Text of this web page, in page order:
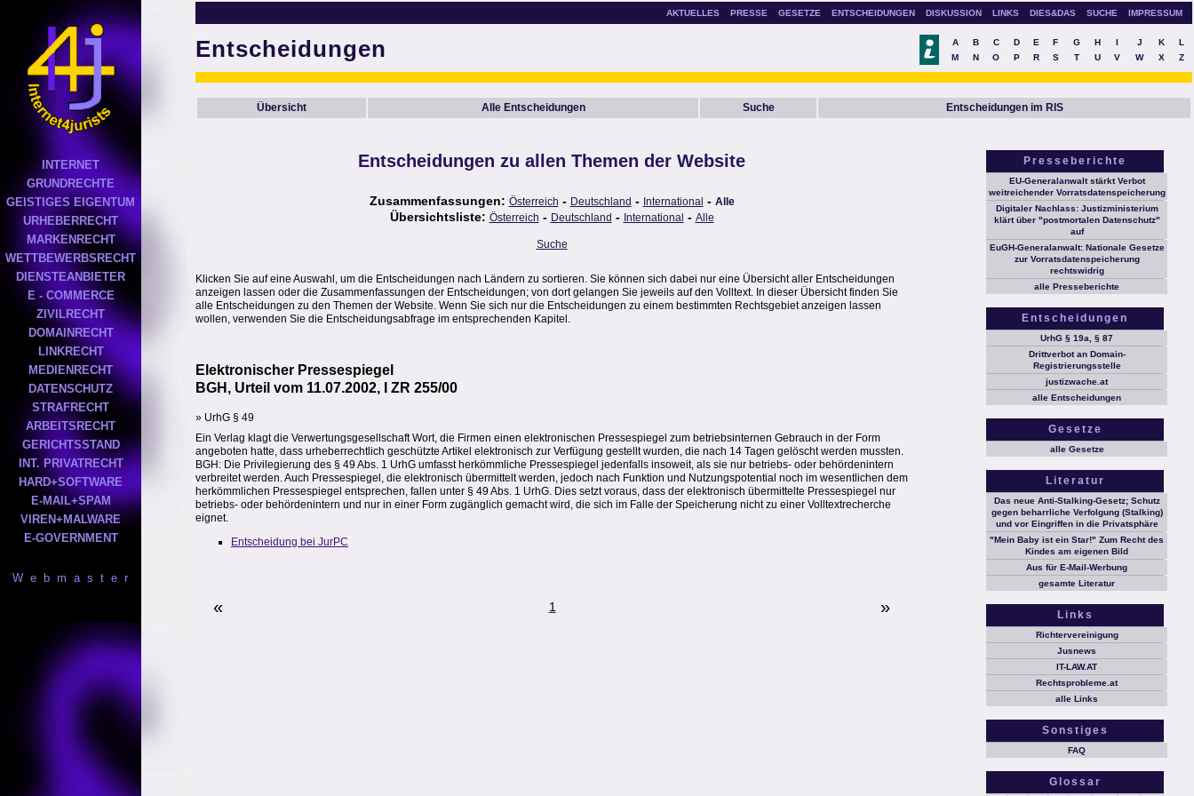
INTERNET
GRUNDRECHTE
GEISTIGES EIGENTUM
URHEBERRECHT
MARKENRECHT
WETTBEWERBSRECHT
DIENSTEANBIETER
E - COMMERCE
ZIVILRECHT
DOMAINRECHT
LINKRECHT
MEDIENRECHT
DATENSCHUTZ
STRAFRECHT
ARBEITSRECHT
GERICHTSSTAND
INT. PRIVATRECHT
HARD+SOFTWARE
E-MAIL+SPAM
VIREN+MALWARE
E-GOVERNMENT
W e b m a s t e r
AKTUELLES PRESSE GESETZE ENTSCHEIDUNGEN DISKUSSION LINKS DIES&DAS SUCHE IMPRESSUM
Entscheidungen A B C D E F G H I J K
L
M
N O P R S T U V W X Z
Übersicht Alle Entscheidungen Suche Entscheidungen im RIS
Entscheidungen zu allen Themen der Website
Zusammenfassungen: Österreich - Deutschland - International - Alle
Übersichtsliste: Österreich - Deutschland - International - Alle
Suche
Klicken Sie auf eine Auswahl, um die Entscheidungen nach Ländern zu sortieren. Sie können sich dabei nur eine Übersicht aller Entscheidungen
anzeigen lassen oder die Zusammenfassungen der Entscheidungen; von dort gelangen Sie jeweils auf den Volltext. In dieser Übersicht finden Sie
alle Entscheidungen zu den Themen der Website. Wenn Sie sich nur die Entscheidungen zu einem bestimmten Rechtsgebiet anzeigen lassen
wollen, verwenden Sie die Entscheidungsabfrage im entsprechenden Kapitel.
Elektronischer Pressespiegel
BGH, Urteil vom 11.07.2002, I ZR 255/00
» UrhG § 49
Ein Verlag klagt die Verwertungsgesellschaft Wort, die Firmen einen elektronischen Pressespiegel zum betriebsinternen Gebrauch in der Form
angeboten hatte, dass urheberrechtlich geschützte Artikel elektronisch zur Verfügung gestellt wurden, die nach 14 Tagen gelöscht werden mussten.
BGH: Die Privilegierung des § 49 Abs. 1 UrhG umfasst herkömmliche Pressespiegel jedenfalls insoweit, als sie nur betriebs- oder behördenintern
verbreitet werden. Auch Pressespiegel, die elektronisch übermittelt werden, jedoch nach Funktion und Nutzungspotential noch im wesentlichen dem
herkömmlichen Pressespiegel entsprechen, fallen unter § 49 Abs. 1 UrhG. Dies setzt voraus, dass der elektronisch übermittelte Pressespiegel nur
betriebs- oder behördenintern und nur in einer Form zugänglich gemacht wird, die sich im Falle der Speicherung nicht zu einer Volltextrecherche
eignet.
Entscheidung bei JurPC
« 1 »
Presseberichte
EU-Generalanwalt stärkt Verbot
weitreichender Vorratsdatenspeicherung
Digitaler Nachlass: Justizministerium
klärt über "postmortalen Datenschutz"
auf
EuGH-Generalanwalt: Nationale Gesetze
zur Vorratsdatenspeicherung
rechtswidrig
alle Presseberichte
Entscheidungen
UrhG § 19a, § 87
Drittverbot an Domain-
Registrierungsstelle
justizwache.at
alle Entscheidungen
Gesetze
alle Gesetze
Literatur
Das neue Anti-Stalking-Gesetz; Schutz
gegen beharrliche Verfolgung (Stalking)
und vor Eingriffen in die Privatsphäre
"Mein Baby ist ein Star!" Zum Recht des
Kindes am eigenen Bild
Aus für E-Mail-Werbung
gesamte Literatur
Links
Richtervereinigung
Jusnews
IT-LAW.AT
Rechtsprobleme.at
alle Links
Sonstiges
FAQ
Glossar